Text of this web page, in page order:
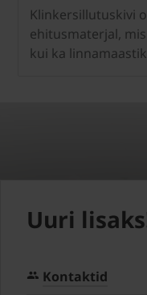
Klinkersillutuskivi
ehitusmaterjal,
kui ka
Uuri
Kontaktid